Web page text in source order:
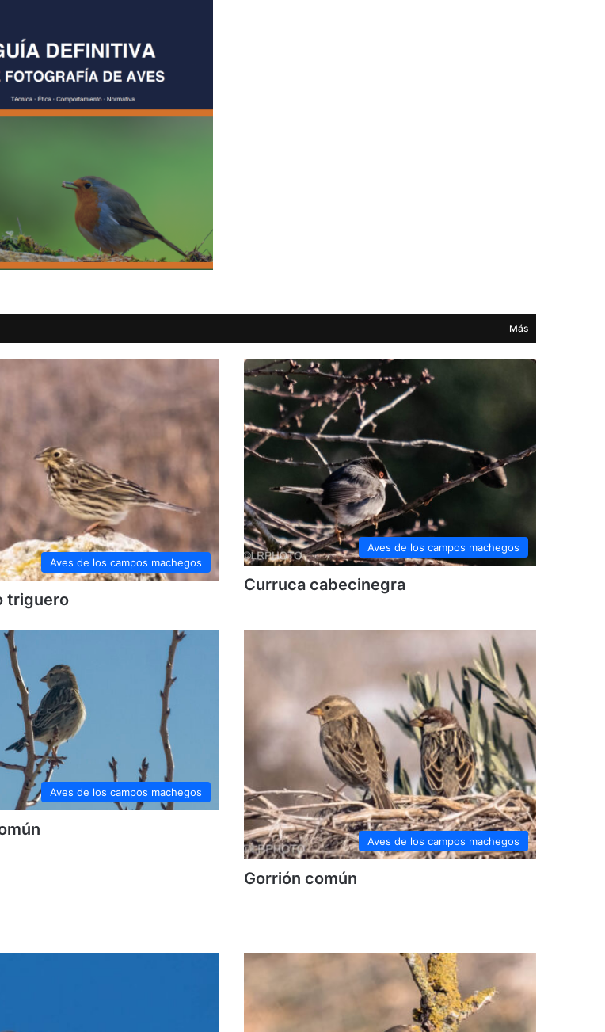
Más
Aves de los campos machegos
triguero
Aves de los campos machegos
Curruca cabecinegra
Aves de los campos machegos
Aves de los campos machegos
Gorrión común